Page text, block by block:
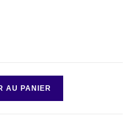
AU PANIER